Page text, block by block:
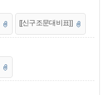
[[신구조문대비표]]